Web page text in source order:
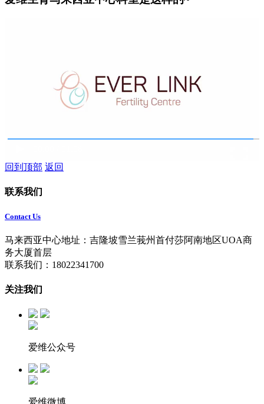
回到顶部 返回
联系我们
Contact Us
马来西亚中心地址：吉隆坡雪兰莪州首付莎阿南地区UOA商
务大厦首层
联系我们：18022341700
关注我们
爱维公众号